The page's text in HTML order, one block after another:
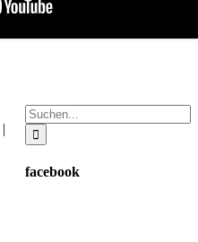
Suche
nach:
facebook
|